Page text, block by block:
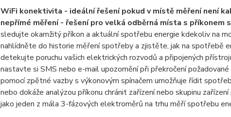
WiFi konektivita - ideální řešení pokud v místě měření není
nepřímé měření - řešení pro velká odběrná místa s
sledujte okamžitý příkon a aktuální spotřebu energie kdekoliv na
nahlídněte do historie měření spotřeby a zjistěte, jak na spotřebě
detekujte poruchu vašich elektrických rozvodů a připojených
nastavte si SMS nebo e-mail upozornění při překročení
pomocí zpětné vazby s výkonovým spínačem umožňuje řídit
nebo dokáže analýzou příkonu chránit zařízení nebo skupinu
jako jeden z mála 3-fázových elektroměrů na trhu měří spotřebu